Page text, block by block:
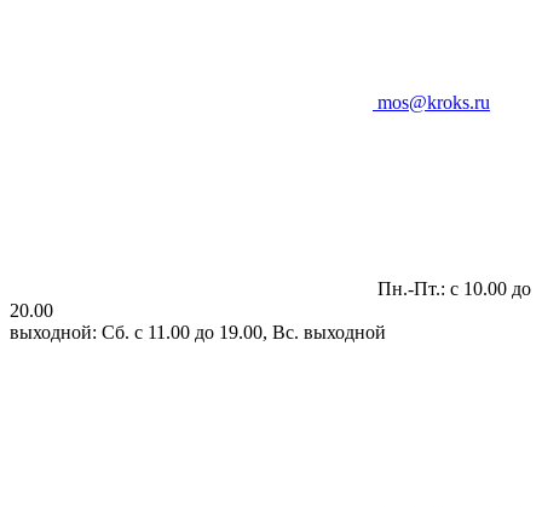
mos@kroks.ru
Пн.-Пт.: с 10.00 до
20.00
выходной: Сб. с 11.00 до 19.00, Вс. выходной